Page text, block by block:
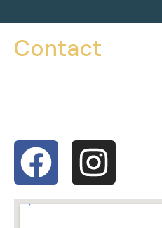
Contact